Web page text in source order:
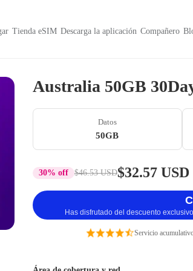
Tienda eSIM Descarga la aplicación Compañero
Australia 50GB
Datos
50GB
30% off $46.53 USD$32.57 USD
Has disfrutado del descuento
Servicio